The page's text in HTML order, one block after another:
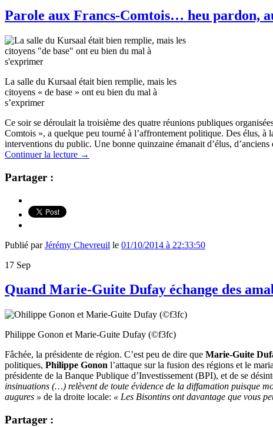
Parole aux Francs-Comtois… heu pardon,
La salle du Kursaal était bien remplie, mais les
citoyens « de base » ont eu bien du mal à
s’exprimer
Ce soir se déroulait la troisième des quatre réunions publiques
Comtois », a quelque peu tourné à l’affrontement politique. Des élus, à
interventions du public. Une bonne quinzaine émanait d’élus,
Continuer la lecture →
Partager :
Publié parJérémy Chevreuil le 01/10/2014 à 22:33:50
17 Sep
Quand Marie-Guite Dufay échange des
Philippe Gonon et Marie-Guite Dufay (©f3fc)
Fâchée, la présidente de région. C’est peu de dire que Marie-Guite
politiques, Philippe Gonon l’attaque sur la fusion des régions et le
présidente de la Banque Publique d’Investissement (BPI), et de se
insinuations (…) relèvent de toute évidence de la diffamation puisque
augures » de la droite locale: « Les Bisontins ont davantage que vous
Partager :